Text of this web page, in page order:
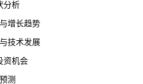
析
长趋势
术发展
机会